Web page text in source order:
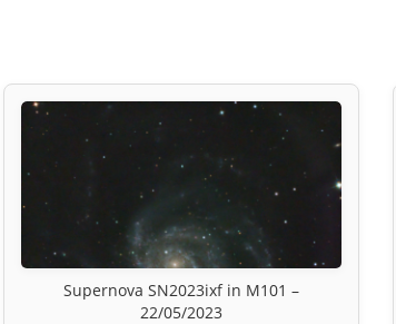
Supernova SN2023ixf in M101 –
22/05/2023